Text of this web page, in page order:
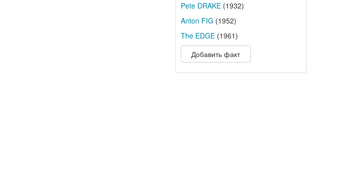
Pete DRAKE(1932)
Anton FIG (1952)
The EDGE(1961)
Добавить факт